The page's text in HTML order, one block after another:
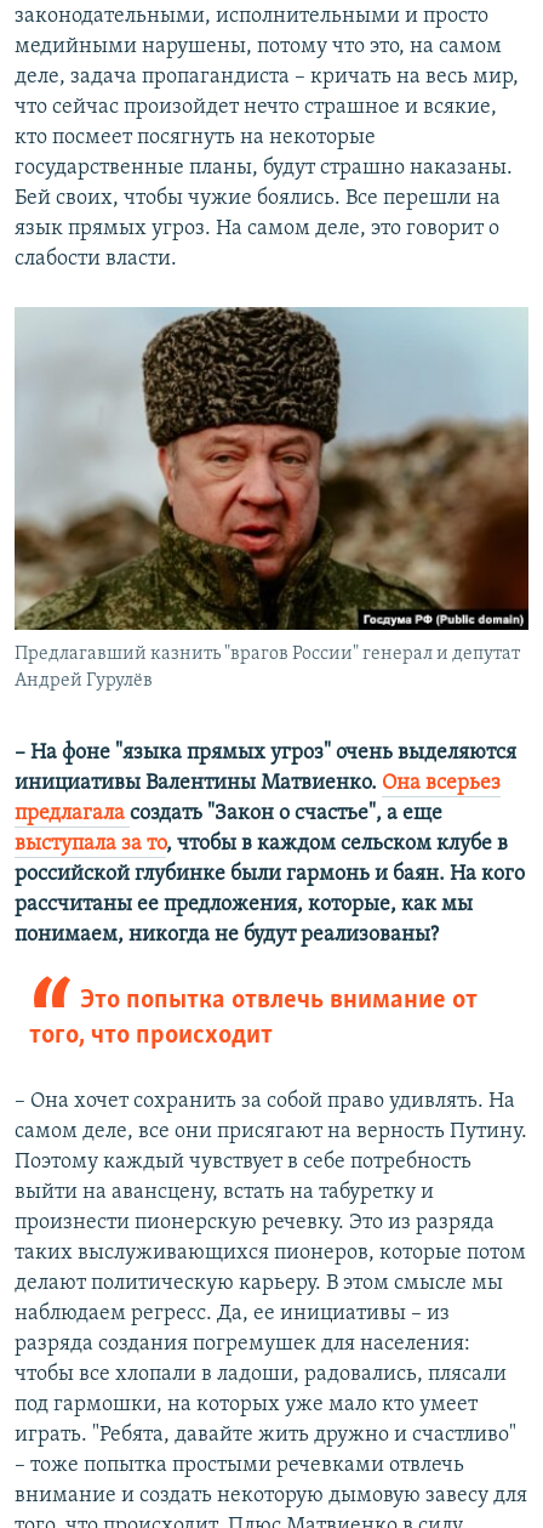
законодательными, исполнительными и просто
медийными нарушены, потому что это, на самом
деле, задача пропагандиста – кричать на весь мир,
что сейчас произойдет нечто страшное и всякие,
кто посмеет посягнуть на некоторые
государственные планы, будут страшно наказаны.
Бей своих, чтобы чужие боялись. Все перешли на
язык прямых угроз. На самом деле, это говорит о
слабости власти.
Предлагавший казнить "врагов России" генерал и депутат
Андрей Гурулёв
– На фоне "языка прямых угроз" очень выделяются
инициативы Валентины Матвиенко. Она всерьез
предлагала создать "Закон о счастье", а еще
выступала за то, чтобы в каждом сельском клубе в
российской глубинке были гармонь и баян. На кого
рассчитаны ее предложения, которые, как мы
понимаем, никогда не будут реализованы?
Это попытка отвлечь внимание от
того, что происходит
– Она хочет сохранить за собой право удивлять. На
самом деле, все они присягают на верность Путину.
Поэтому каждый чувствует в себе потребность
выйти на авансцену, встать на табуретку и
произнести пионерскую речевку. Это из разряда
таких выслуживающихся пионеров, которые потом
делают политическую карьеру. В этом смысле мы
наблюдаем регресс. Да, ее инициативы – из
разряда создания погремушек для населения:
чтобы все хлопали в ладоши, радовались, плясали
под гармошки, на которых уже мало кто умеет
играть. "Ребята, давайте жить дружно и счастливо"
– тоже попытка простыми речевками отвлечь
внимание и создать некоторую дымовую завесу для